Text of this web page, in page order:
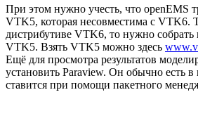
При этом нужно учесть, что openEMS
VTK5, которая несовместима с VTK6.
дистрибутиве VTK6, то нужно собрать
VTK5. Взять VTK5 можно здесь
Ещё для просмотра результатов
установить Paraview. Он обычно есть
ставится при помощи пакетного